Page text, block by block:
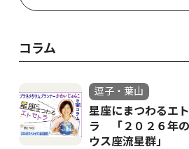
コラム
逗子・葉山
星座にまつわるエ
ラ 「２０２６年
ウス座流星群」